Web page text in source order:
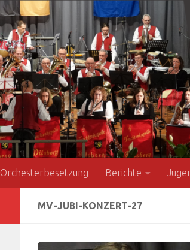
Orchesterbesetzung Berichte
MV-JUBI-KONZERT-27